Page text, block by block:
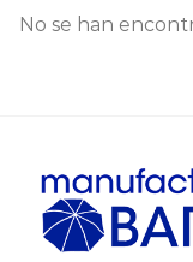
No se han